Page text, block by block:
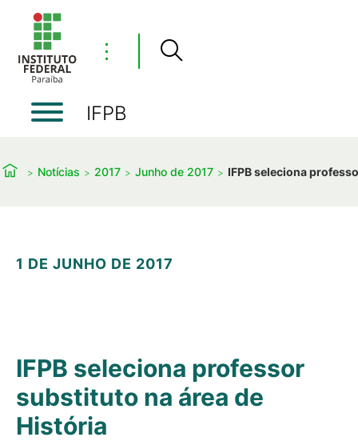
⋮
IFPB
Notícias 2017 Junho de 2017 IFPB seleciona
1 DE JUNHO DE 2017
IFPB seleciona professor
substituto na área de
História